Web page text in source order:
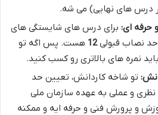
درس های نهایی) می شه.
ای: برای درس های شایستگی های
حد نصاب قبولی12 هست. پس اگه تو
نمره های بالاتری رو کسب کنید.
تو شاخه کاردانش، تعیین حد
و عملی به عهده سازمان ملی
و پرورش فنی و حرفه ایه و ممکنه